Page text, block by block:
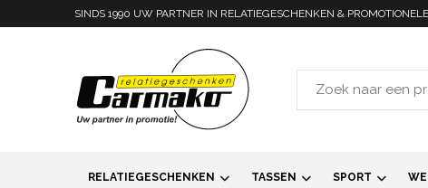
SINDS 1990 UW PARTNER IN RELATIEGESCHENKEN &
RELATIEGESCHENKEN TASSEN SPORT